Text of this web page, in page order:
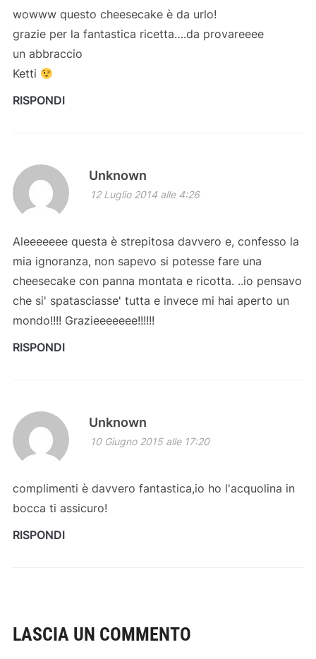
wowww questo cheesecake è da urlo!
grazie per la fantastica ricetta….da provareeee
un abbraccio
Ketti
RISPONDI
Unknown
12 Luglio 2014 alle 4:26
Aleeeeeee questa è strepitosa davvero e, confesso la
mia ignoranza, non sapevo si potesse fare una
cheesecake con panna montata e ricotta. ..io pensavo
che si' spatasciasse' tutta e invece mi hai aperto un
mondo!!!! Grazieeeeeee!!!!!!
RISPONDI
Unknown
10 Giugno 2015 alle 17:20
complimenti è davvero fantastica,io ho l'acquolina in
bocca ti assicuro!
RISPONDI
LASCIA UN COMMENTO